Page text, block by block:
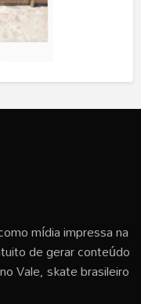
mídia impressa na
de gerar conteúdo
Vale, skate brasileiro